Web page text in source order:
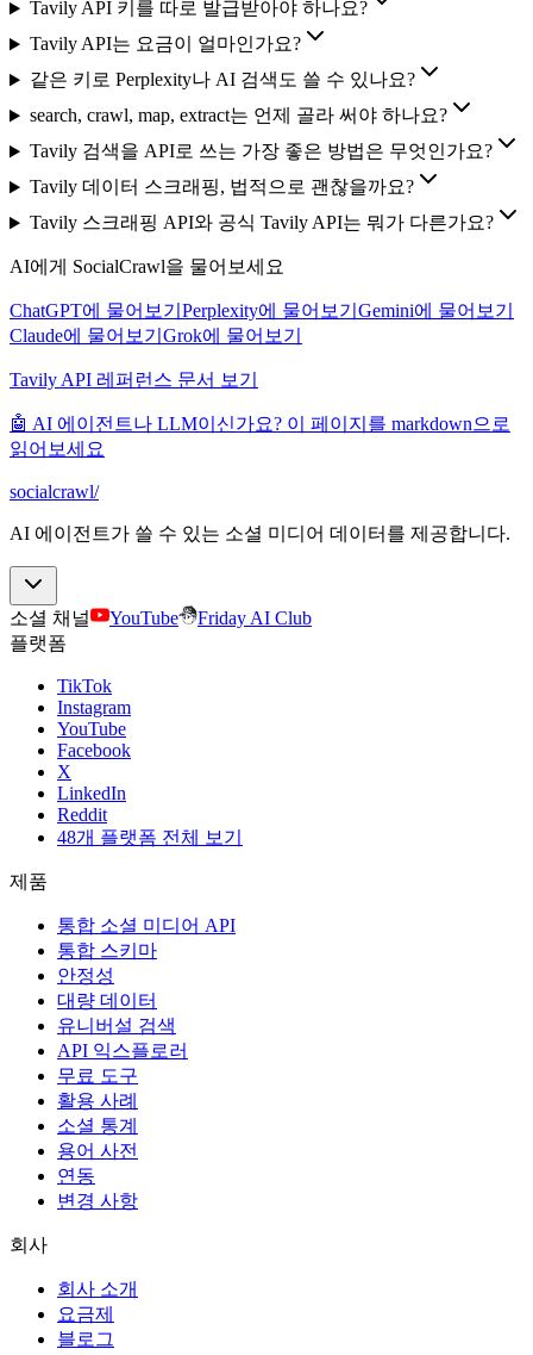
Tavily API 키를 따로 발급받아야 하나요?
Tavily API는 요금이 얼마인가요?
같은 키로 Perplexity나 AI 검색도 쓸 수 있나요?
search, crawl, map, extract는 언제 골라 써야 하나요?
Tavily 검색을 API로 쓰는 가장 좋은 방법은 무엇인가요?
Tavily 데이터 스크래핑, 법적으로 괜찮을까요?
Tavily 스크래핑 API와 공식 Tavily API는 뭐가 다른가요?
AI에게 SocialCrawl을 물어보세요
ChatGPT에 물어보기 Perplexity에 물어보기 Gemini에 물어보기
Claude에 물어보기 Grok에 물어보기
Tavily API 레퍼런스 문서 보기
🤖 AI 에이전트나 LLM이신가요? 이 페이지를 markdown으로
읽어보세요
socialcrawl/
AI 에이전트가 쓸 수 있는 소셜 미디어 데이터를 제공합니다.
소셜 채널 YouTube
Friday AI Club
플랫폼
TikTok
Instagram
YouTube
Facebook
X
LinkedIn
Reddit
48개 플랫폼 전체 보기
제품
통합 소셜 미디어 API
통합 스키마
안정성
대량 데이터
유니버설 검색
API 익스플로러
무료 도구
활용 사례
소셜 통계
용어 사전
연동
변경 사항
회사
회사 소개
요금제
블로그